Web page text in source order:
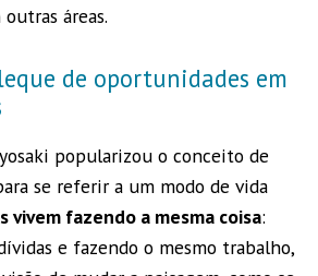
áreas.
de oportunidades em
popularizou o conceito de
se referir a um modo de vida
vivem fazendo a mesma coisa:
e fazendo o mesmo trabalho,